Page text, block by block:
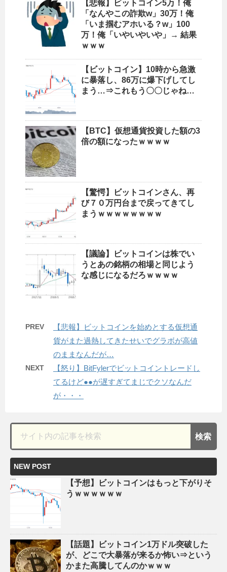
【悲報】ビットコイン5万！俺
「なんやこの詐欺w」30万！俺
「いま掴むアホいる？w」100
万！俺「いやいやいや」→ 結果
ｗｗｗ
【ビットコイン】10時から急激
に暴落し、86万に爆下げしてし
まう…⇒これもう〇〇じゃね…
【BTC】仮想通貨投資した額の3
倍の額になったｗｗｗｗ
【驚愕】ビットコインさん、再
び７０万円台まで戻ってきてし
まうｗｗｗｗｗｗｗｗ
【議論】ビットコインは株でい
うとあの銘柄の相場と同じよう
な感じになるだろｗｗｗｗ
PREV
【悲報】ビットコインを始めとする仮想通
貨がまた過熱してきたせいでグラボが高値
のままなんだが…
NEXT
【怒り】BitFylerでビットコイントレードし
てるけど●●が遅すぎてまじでクソなんだ
が・・・
NEW POST
【予想】ビットコインはもっと下がりそ
うｗｗｗｗｗｗ
【話題】ビットコイン1万ドル突破した
が、どこで大暴落が来るか怖い⇒という
かまた高騰してんのかｗｗｗ